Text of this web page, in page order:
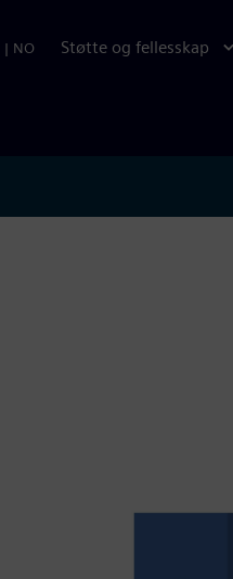
| NO Støtte og fellesskap